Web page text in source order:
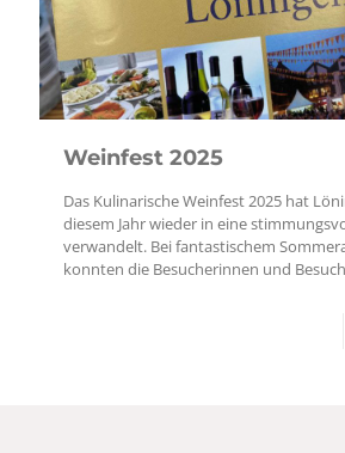
Weinfest 2025
Das Kulinarische Weinfest 2025 hat
diesem Jahr wieder in eine
verwandelt. Bei fantastischem
konnten die Besucherinnen und